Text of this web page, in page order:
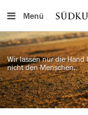
Menü
Wir lassen nur die Hand
nicht den Menschen.